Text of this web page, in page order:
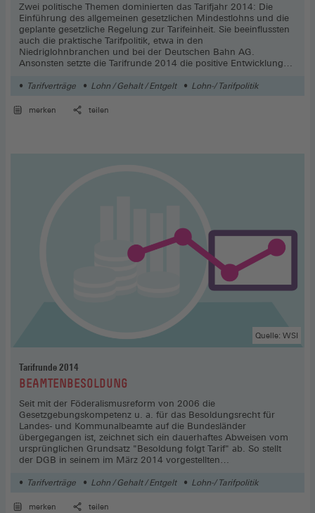
Zwei politische Themen dominierten das Tarifjahr 2014: Die
Einführung des allgemeinen gesetzlichen Mindestlohns und die
geplante gesetzliche Regelung zur Tarifeinheit. Sie beeinflussten
auch die praktische Tarifpolitik, etwa in den
Niedriglohnbranchen und bei der Deutschen Bahn AG.
Ansonsten setzte die Tarifrunde 2014 die positive Entwicklung
wurden Tariferhöhungen von über 3 Prozent durchgesetzt. Die
Inflationsrate zu einem realen Anstieg der Tarifentgelte um rund
Tarifverträge Lohn / Gehalt / Entgelt Lohn-/ Tarifpolitik
merken teilen
Tarifrunde 2014
:BEAMTENBESOLDUNG
Seit mit der Föderalismusreform von 2006 die
Gesetzgebungskompetenz u. a. für das Besoldungsrecht für
Landes- und Kommunalbeamte auf die Bundesländer
übergegangen ist, zeichnet sich ein dauerhaftes Abweisen vom
ursprünglichen Grundsatz "Besoldung folgt Tarif" ab. So stellt
der DGB in seinem im März 2014 vorgestellten
Besoldungsgruppen um mehr als 18 % auseinander liegt.
Quelle: WSI
Tarifverträge Lohn / Gehalt / Entgelt Lohn-/ Tarifpolitik
merken teilen